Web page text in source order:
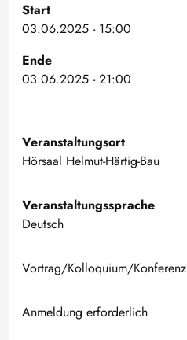
Start
03.06.2025 - 15:00
Ende
03.06.2025 - 21:00
Veranstaltungsort
Hörsaal Helmut-Härtig-Bau
Veranstaltungssprache
Deutsch
Vortrag/Kolloquium/Konferenz
Anmeldung erforderlich